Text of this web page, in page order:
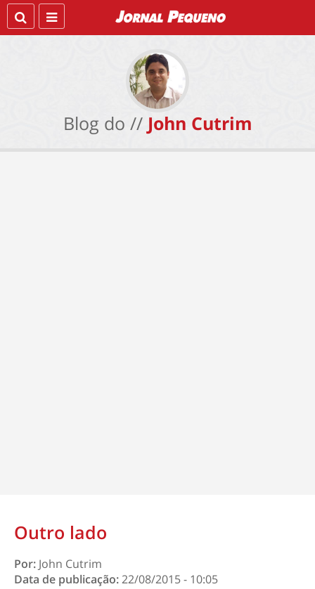
Blog do // John Cutrim
Outro lado
Por: John Cutrim
Data de publicação:22/08/2015 - 10:05